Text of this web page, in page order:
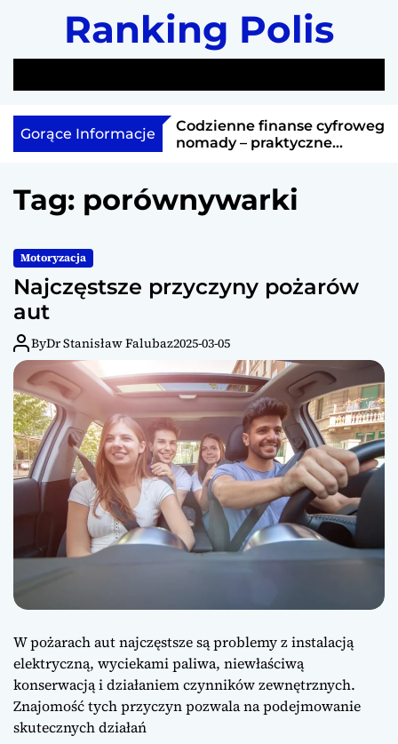
Ranking Polis
a
r
c
n
u
Gorące Informacje
w Szwecji
się na notowania
Codzienne finanse cyfrowego
nomady – praktyczne
Tag: porównywarki
Motoryzacja
Najczęstsze przyczyny pożarów
aut
ByDr Stanisław Falubaz2025-03-05
W pożarach aut najczęstsze są problemy z instalacją
elektryczną, wyciekami paliwa, niewłaściwą
konserwacją i działaniem czynników zewnętrznych.
Znajomość tych przyczyn pozwala na podejmowanie
skutecznych działań